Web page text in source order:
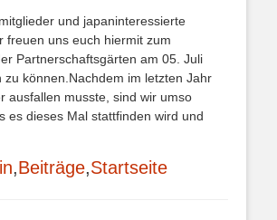
und japaninteressierte
freuen uns euch hiermit zum
Partnerschaftsgärten am 05. Juli
zu können.Nachdem im letzten Jahr
ausfallen musste, sind wir umso
es dieses Mal stattfinden wird und
,Beiträge,Startseite